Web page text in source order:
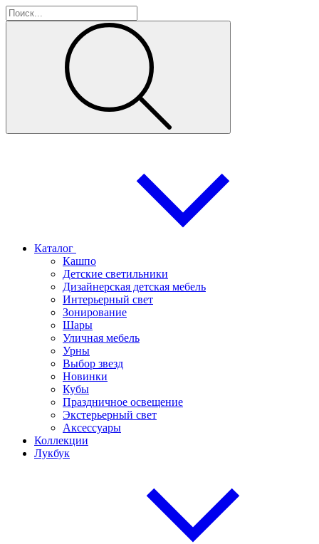
Каталог
Кашпо
Детские светильники
Дизайнерская детская мебель
Интерьерный свет
Зонирование
Шары
Уличная мебель
Урны
Выбор звезд
Новинки
Кубы
Праздничное освещение
Экстерьерный свет
Аксессуары
Коллекции
Лукбук